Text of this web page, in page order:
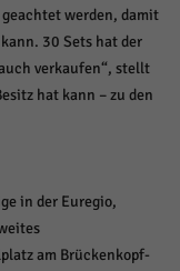
werden, damit
30 Sets hat der
verkaufen“, stellt
hat kann – zu den
in der Euregio,
am Brückenkopf-